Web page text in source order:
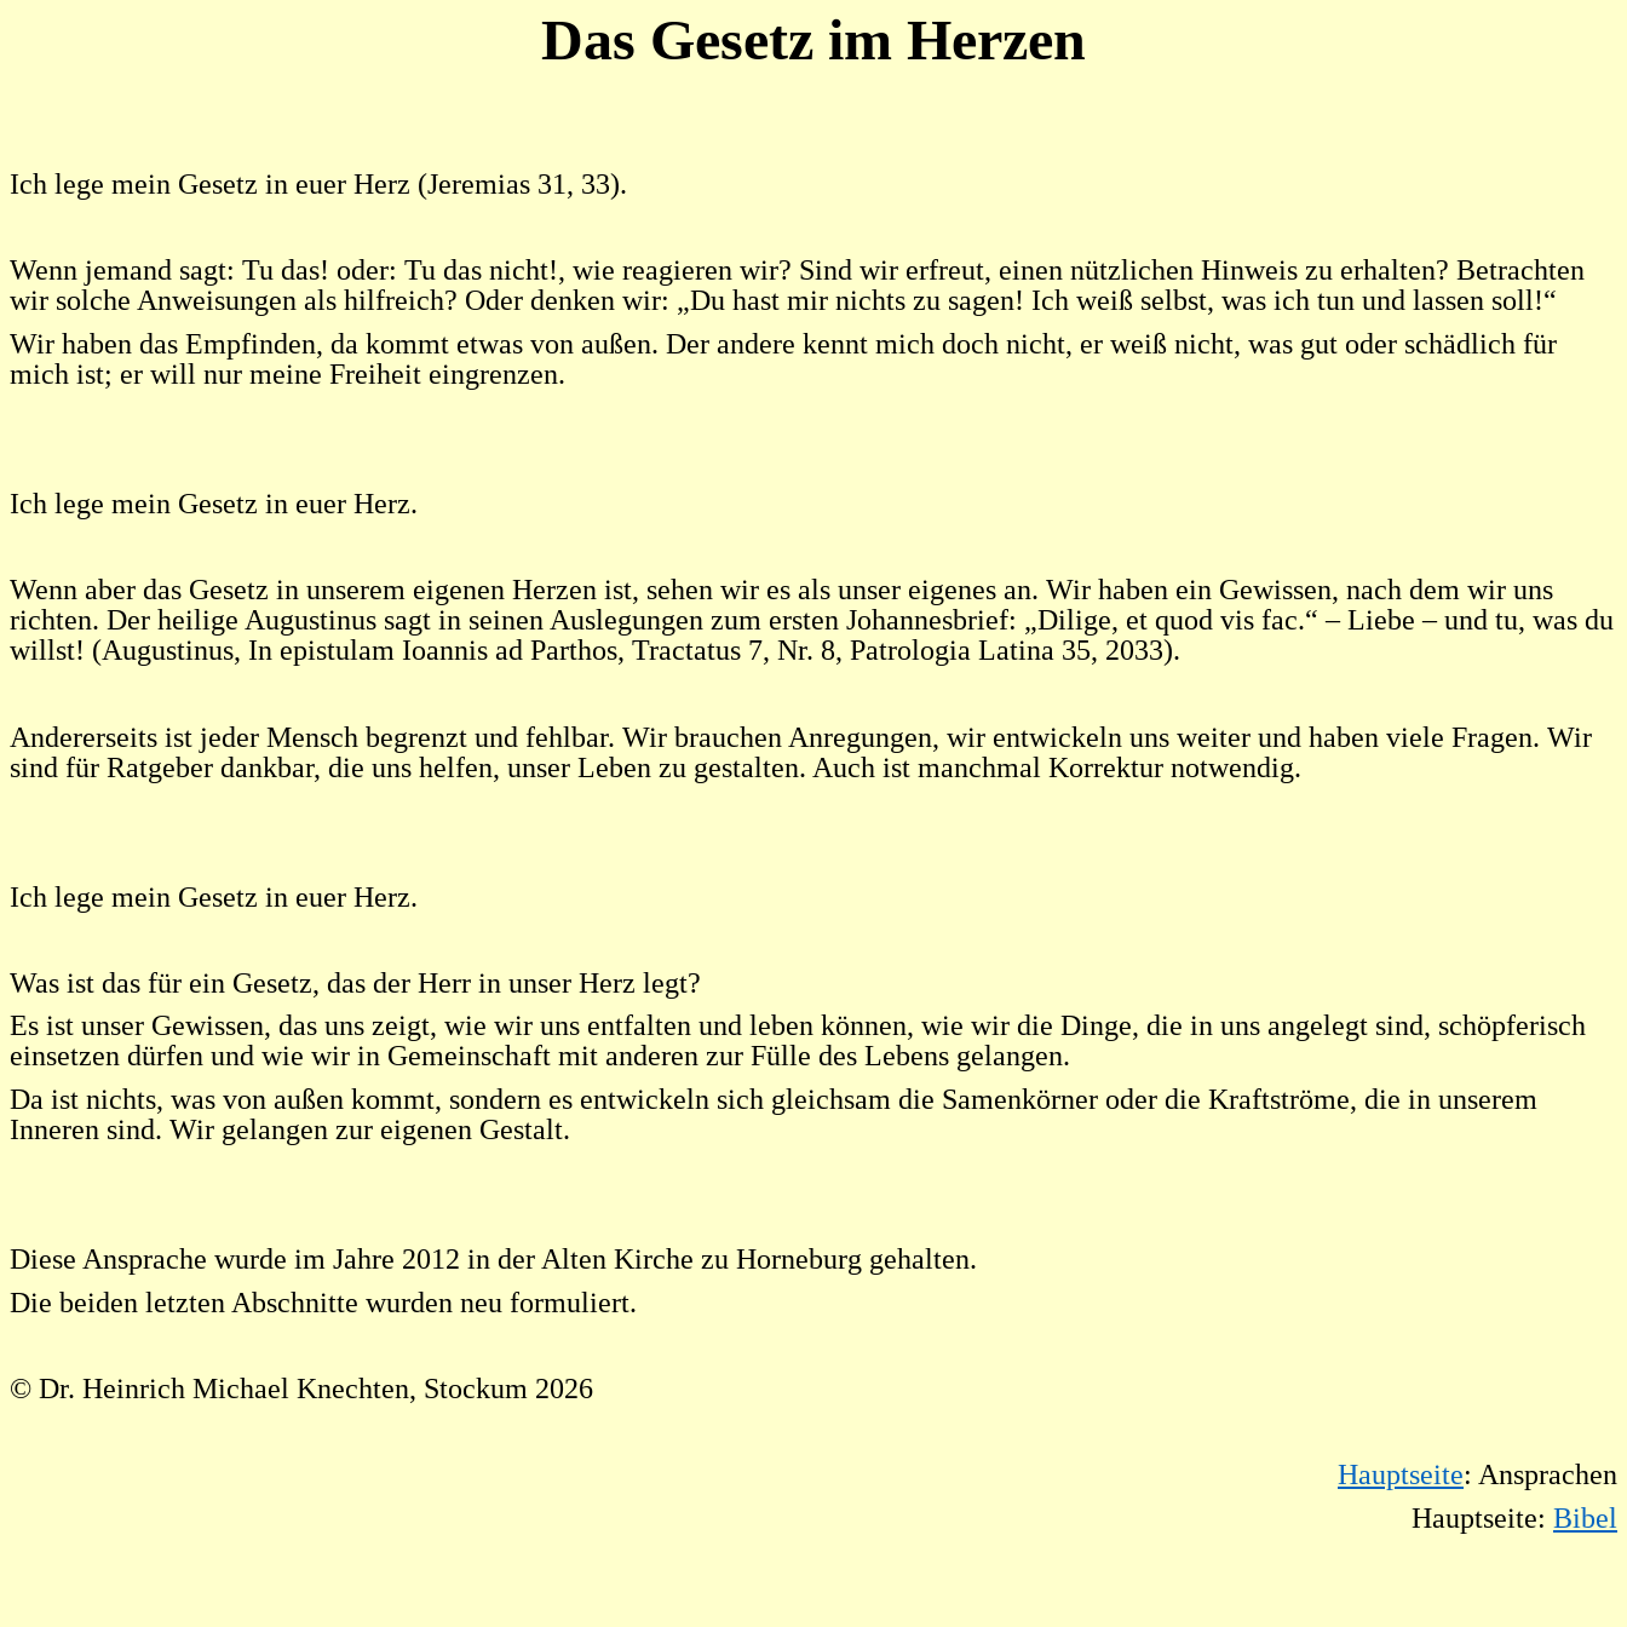
Das Gesetz im Herzen
Ich lege mein Gesetz in euer Herz (Jeremias 31, 33).
Wenn jemand sagt: Tu das! oder: Tu das nicht!, wie reagieren wir? Sind wir erfreut, einen nützlichen Hinweis zu erhalten? Betrachten
wir solche Anweisungen als hilfreich? Oder denken wir: „Du hast mir nichts zu sagen! Ich weiß selbst, was ich tun und lassen soll!“
Wir haben das Empfinden, da kommt etwas von außen. Der andere kennt mich doch nicht, er weiß nicht, was gut oder schädlich für
mich ist; er will nur meine Freiheit eingrenzen.
Ich lege mein Gesetz in euer Herz.
Wenn aber das Gesetz in unserem eigenen Herzen ist, sehen wir es als unser eigenes an. Wir haben ein Gewissen, nach dem wir uns
richten. Der heilige Augustinus sagt in seinen Auslegungen zum ersten Johannesbrief: „Dilige, et quod vis fac.“ – Liebe – und tu, was du
willst! (Augustinus, In epistulam Ioannis ad Parthos, Tractatus 7, Nr. 8, Patrologia Latina 35, 2033).
Andererseits ist jeder Mensch begrenzt und fehlbar. Wir brauchen Anregungen, wir entwickeln uns weiter und haben viele Fragen. Wir
sind für Ratgeber dankbar, die uns helfen, unser Leben zu gestalten. Auch ist manchmal Korrektur notwendig.
Ich lege mein Gesetz in euer Herz.
Was ist das für ein Gesetz, das der Herr in unser Herz legt?
Es ist unser Gewissen, das uns zeigt, wie wir uns entfalten und leben können, wie wir die Dinge, die in uns angelegt sind, schöpferisch
einsetzen dürfen und wie wir in Gemeinschaft mit anderen zur Fülle des Lebens gelangen.
Da ist nichts, was von außen kommt, sondern es entwickeln sich gleichsam die Samenkörner oder die Kraftströme, die in unserem
Inneren sind. Wir gelangen zur eigenen Gestalt.
Diese Ansprache wurde im Jahre 2012 in der Alten Kirche zu Horneburg gehalten.
Die beiden letzten Abschnitte wurden neu formuliert.
© Dr. Heinrich Michael Knechten, Stockum 2026
Hauptseite: Ansprachen
Hauptseite: Bibel